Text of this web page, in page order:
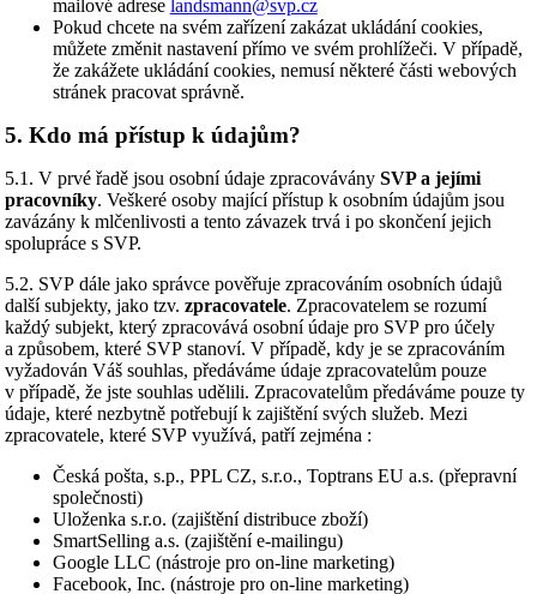
mailové adrese landsmann@svp.cz
Pokud chcete na svém zařízení zakázat ukládání cookies,
můžete změnit nastavení přímo ve svém prohlížeči. V případě,
že zakážete ukládání cookies, nemusí některé části webových
stránek pracovat správně.
5. Kdo má přístup k údajům?
5.1. V prvé řadě jsou osobní údaje zpracovávány SVP a jejími
pracovníky. Veškeré osoby mající přístup k osobním údajům jsou
zavázány k mlčenlivosti a tento závazek trvá i po skončení jejich
spolupráce s SVP.
5.2. SVP dále jako správce pověřuje zpracováním osobních údajů
další subjekty, jako tzv. zpracovatele. Zpracovatelem se rozumí
každý subjekt, který zpracovává osobní údaje pro SVP pro účely
a způsobem, které SVP stanoví. V případě, kdy je se zpracováním
vyžadován Váš souhlas, předáváme údaje zpracovatelům pouze
v případě, že jste souhlas udělili. Zpracovatelům předáváme pouze ty
údaje, které nezbytně potřebují k zajištění svých služeb. Mezi
zpracovatele, které SVP využívá, patří zejména :
Česká pošta, s.p., PPL CZ, s.r.o., Toptrans EU a.s. (přepravní
společnosti)
Uloženka s.r.o. (zajištění distribuce zboží)
SmartSelling a.s. (zajištění e-mailingu)
Google LLC (nástroje pro on-line marketing)
Facebook, Inc. (nástroje pro on-line marketing)